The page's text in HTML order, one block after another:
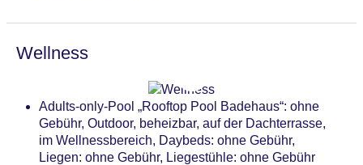
Wellness
Adults-only-Pool „Rooftop Pool Badehaus“: ohne
Gebühr, Outdoor, beheizbar, auf der Dachterrasse,
im Wellnessbereich, Daybeds: ohne Gebühr,
Liegen: ohne Gebühr, Liegestühle: ohne Gebühr